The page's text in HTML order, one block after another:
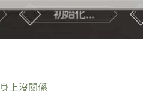
上沒關係